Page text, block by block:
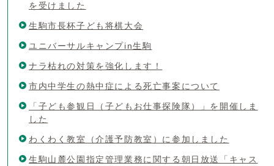
を受けました
生駒市長杯子ども将棋大会
ユニバーサルキャンプin生駒
ナラ枯れの対策を強化します！
市内中学生の熱中症による死亡事案について
「子ども参観日（子どもお仕事探険隊）」を開催しま
した
わくわく教室（介護予防教室）に参加しました
生駒山麓公園指定管理業務に関する朝日放送「キャス